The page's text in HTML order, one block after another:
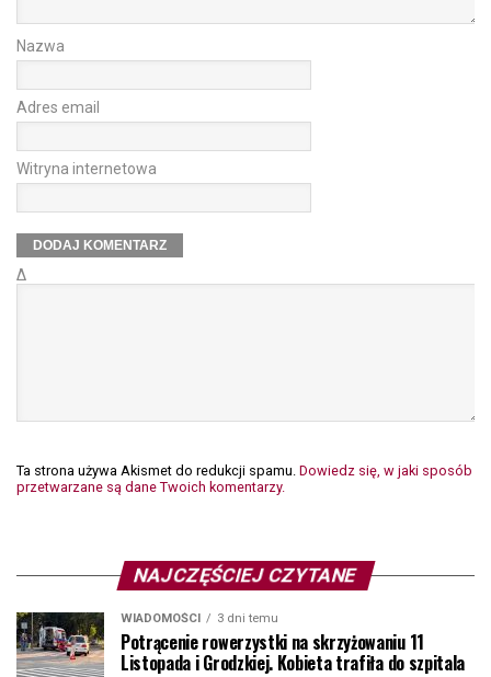
Nazwa
Adres email
Witryna internetowa
Δ
Ta strona używa Akismet do redukcji spamu. Dowiedz się, w jaki sposób
przetwarzane są dane Twoich komentarzy.
NAJCZĘŚCIEJ CZYTANE
WIADOMOŚCI 3 dni temu
Potrącenie rowerzystki na skrzyżowaniu 11
Listopada i Grodzkiej. Kobieta trafiła do szpitala